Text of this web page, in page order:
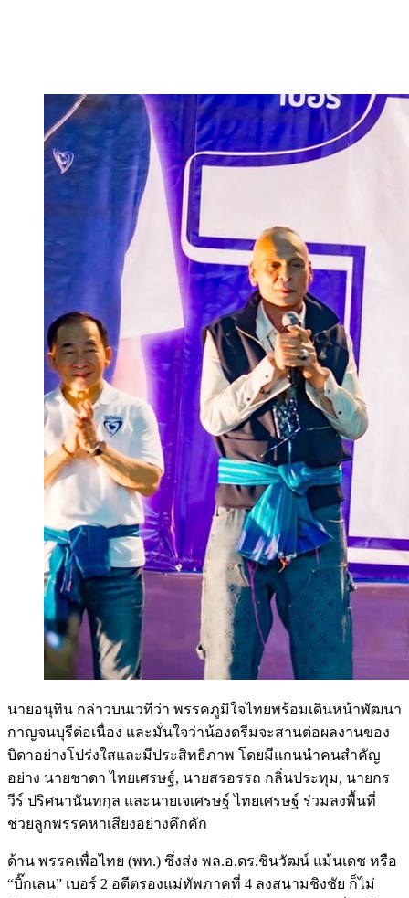
นายอนุทิน กล่าวบนเวทีว่า พรรคภูมิใจไทยพร้อมเดินหน้าพัฒนา
กาญจนบุรีต่อเนื่อง และมั่นใจว่าน้องดรีมจะสานต่อผลงานของ
บิดาอย่างโปร่งใสและมีประสิทธิภาพ โดยมีแกนนำคนสำคัญ
อย่าง นายชาดา ไทยเศรษฐ์, นายสรอรรถ กลิ่นประทุม, นายกร
วีร์ ปริศนานันทกุล และนายเจเศรษฐ์ ไทยเศรษฐ์ ร่วมลงพื้นที่
ช่วยลูกพรรคหาเสียงอย่างคึกคัก
ด้าน พรรคเพื่อไทย (พท.) ซึ่งส่ง พล.อ.ดร.ชินวัฒน์ แม้นเดช หรือ
“บิ๊กเลน” เบอร์ 2 อดีตรองแม่ทัพภาคที่ 4 ลงสนามชิงชัย ก็ไม่